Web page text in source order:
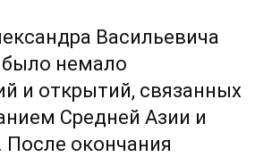
Васильевича
было немало
и открытий, связанных
Средней Азии и
После окончания